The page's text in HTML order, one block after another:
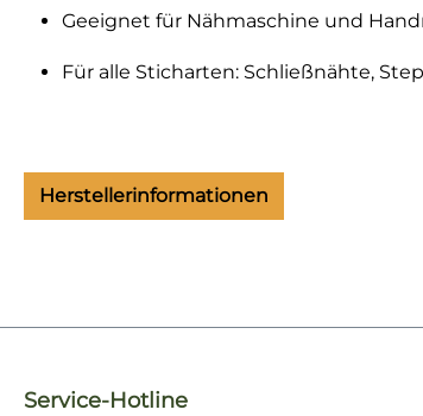
Geeignet für Nähmaschine und
Für alle Sticharten: Schließnähte,
Herstellerinformationen
Service-Hotline